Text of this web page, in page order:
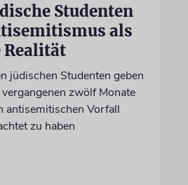
Studenten
als
jüdischen Studenten geben
zwölf Monate
antisemitischen Vorfall
zu haben